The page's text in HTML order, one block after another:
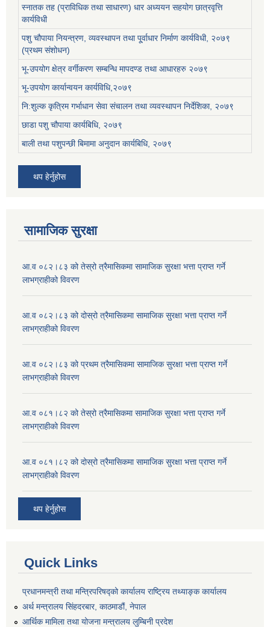
स्नातक तह (प्राविधिक तथा साधारण) धार अध्ययन सहयोग छात्रवृत्ति
कार्यविधी
पशु चौपाया नियन्त्रण, व्यवस्थापन तथा पू्र्वाधार निर्माण कार्यविधी, २०७९
(प्रथम संशोधन)
भू-उपयोग क्षेत्र वर्गीकरण सम्बन्धि मापदण्ड तथा आधारहरु २०७९
भू-उपयोग कार्यान्वयन कार्यविधि,२०७९
नि:शुल्क कृत्रिम गर्भाधान सेवा संचालन तथा व्यवस्थापन निर्देशिका, २०७९
छाडा पशु चौपाया कार्यबिधि, २०७९
बाली तथा पशुपन्छी बिमामा अनुदान कार्यबिधि, २०७९
थप हेर्नुहोस
सामाजिक सुरक्षा
आ.व ०८२।८३ को तेस्रो त्रैमासिकमा सामाजिक सुरक्षा भत्ता प्राप्त गर्ने
लाभग्राहीको विवरण
आ.व ०८२।८३ को दोस्रो त्रैमासिकमा सामाजिक सुरक्षा भत्ता प्राप्त गर्ने
लाभग्राहीको विवरण
आ.व ०८२।८३ को प्रथम त्रैमासिकमा सामाजिक सुरक्षा भत्ता प्राप्त गर्ने
लाभग्राहीको विवरण
आ.व ०८१।८२ को तेस्रो त्रैमासिकमा सामाजिक सुरक्षा भत्ता प्राप्त गर्ने
लाभग्राहीको विवरण
आ.व ०८१।८२ को दोस्रो त्रैमासिकमा सामाजिक सुरक्षा भत्ता प्राप्त गर्ने
लाभग्राहीको विवरण
थप हेर्नुहोस
Quick Links
प्रधानमन्त्री तथा मन्त्रिपरिषद्को कार्यालय राष्ट्रिय तथ्याङ्क कार्यालय
अर्थ मन्त्रालय सिंहदरबार, काठमाडौं, नेपाल
आर्थिक मामिला तथा योजना मन्त्रालय लुम्बिनी प्रदेश